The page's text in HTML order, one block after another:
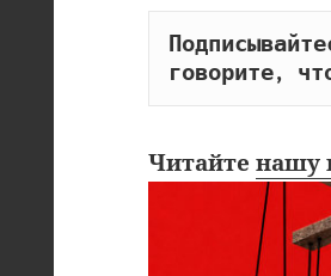
говорите,
Читайтенашу